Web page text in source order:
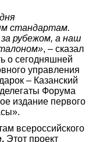
стандартам.
рубежом, а наш
, – сказал
о сегодняшней
управления
– Казанский
Форума
издание первого
всероссийского
Этот проект